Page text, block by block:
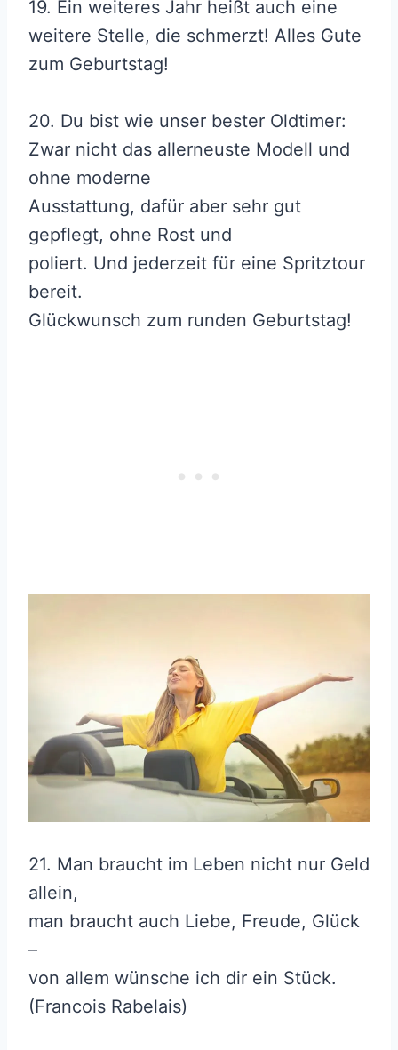
19. Ein weiteres Jahr heißt auch eine
weitere Stelle, die schmerzt! Alles Gute
zum Geburtstag!
20. Du bist wie unser bester Oldtimer:
Zwar nicht das allerneuste Modell und
ohne moderne
Ausstattung, dafür aber sehr gut
gepflegt, ohne Rost und
poliert. Und jederzeit für eine Spritztour
bereit.
Glückwunsch zum runden Geburtstag!
21. Man braucht im Leben nicht nur Geld
allein,
man braucht auch Liebe, Freude, Glück
–
von allem wünsche ich dir ein Stück.
(Francois Rabelais)